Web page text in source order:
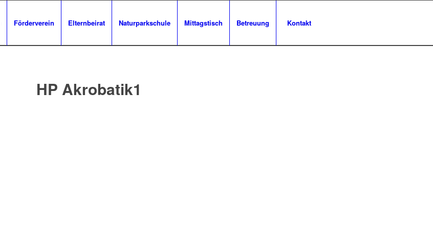
Förderverein Elternbeirat Naturparkschule Mittagstisch Betreuung Kontakt
HP Akrobatik1